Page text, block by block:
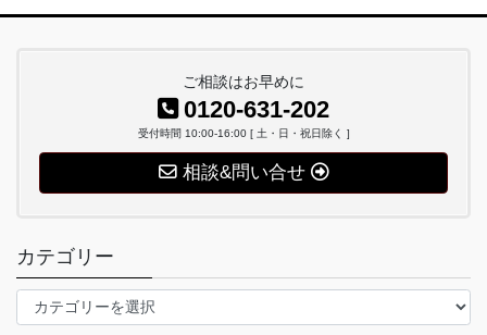
ご相談はお早めに
0120-631-202
受付時間 10:00-16:00 [ 土・日・祝日除く ]
相談&問い合せ
カテゴリー
テ